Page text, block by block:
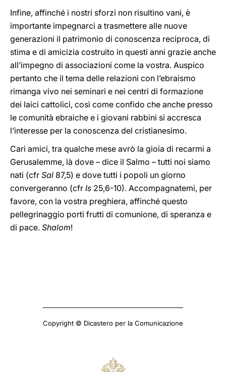
Infine, affinché i nostri sforzi non risultino vani, è
importante impegnarci a trasmettere alle nuove
generazioni il patrimonio di conoscenza reciproca, di
stima e di amicizia costruito in questi anni grazie anche
all’impegno di associazioni come la vostra. Auspico
pertanto che il tema delle relazioni con l’ebraismo
rimanga vivo nei seminari e nei centri di formazione
dei laici cattolici, così come confido che anche presso
le comunità ebraiche e i giovani rabbini si accresca
l’interesse per la conoscenza del cristianesimo.
Cari amici, tra qualche mese avrò la gioia di recarmi a
Gerusalemme, là dove – dice il Salmo – tutti noi siamo
nati (cfr Sal 87,5) e dove tutti i popoli un giorno
convergeranno (cfr Is 25,6-10). Accompagnatemi, per
favore, con la vostra preghiera, affinché questo
pellegrinaggio porti frutti di comunione, di speranza e
di pace. Shalom!
Copyright © Dicastero per la Comunicazione